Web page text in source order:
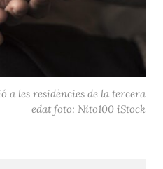
a les residències de la tercera
edat foto: Nito100 iStock